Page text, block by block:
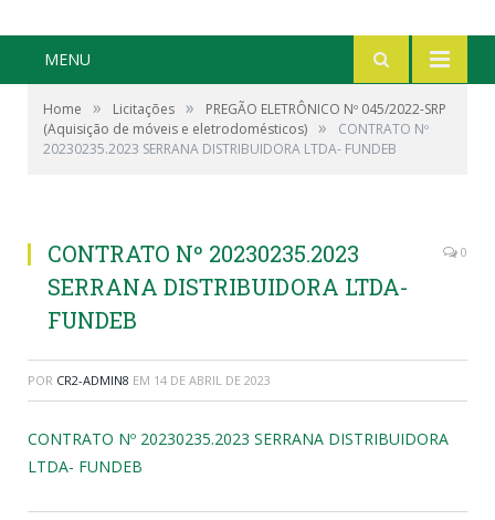
MENU
Home » Licitações »
PREGÃO ELETRÔNICO Nº 045/2022-SRP
(Aquisição de móveis e eletrodomésticos) »
CONTRATO Nº
20230235.2023 SERRANA DISTRIBUIDORA LTDA- FUNDEB
CONTRATO Nº 20230235.2023
SERRANA DISTRIBUIDORA LTDA-
FUNDEB
0
POR CR2-ADMIN8 EM 14 DE ABRIL DE 2023
CONTRATO Nº 20230235.2023 SERRANA DISTRIBUIDORA
LTDA- FUNDEB